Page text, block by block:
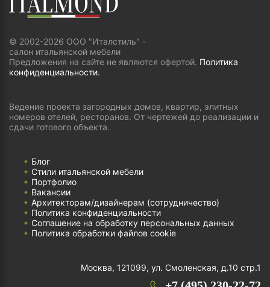
© 2002-2026 ООО "Италстиль" -
салон итальянской мебели
Предложения на сайте не являются офертой. Политика
конфиденциальности.
Ведение проекта загородных домов, квартир, элитных
номеров отелей, ресторанов. От чертежей до реализации и
сдачи готового объекта.
Блог
Стили итальянской мебели
Портфолио
Вакансии
Архитекторам/дизайнерам (cотрудничество)
Политика конфиденциальности
Соглашение на обработку персональных данных
Политика обработки файлов cookie
Москва, 121099, ул. Смоленская, д.10 стр.1